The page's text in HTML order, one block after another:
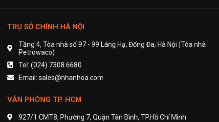
TRỤ SỞ CHÍNH HÀ NỘI
Tầng 4, Tòa nhà số 97 - 99 Láng Hạ, Đống Đa, Hà Nội (Tòa nhà
Petrowaco)
Tel: (024) 7308 6680
Email: sales@nhanhoa.com
VĂN PHÒNG TP. HCM
927/1 CMT8, Phường 7, Quận Tân Bình, TP.Hồ Chí Minh